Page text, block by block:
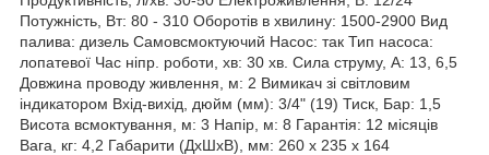
Потужність, Вт: 80 - 310 Оборотів в хвилину: 1500-2900 Вид
палива: дизель Самовсмоктуючий Насос: так Тип насоса:
лопатевої Час ніпр. роботи, хв: 30 хв. Сила струму, А: 13, 6,5
Довжина проводу живлення, м: 2 Вимикач зі світловим
індикатором Вхід-вихід, дюйм (мм): 3/4" (19) Тиск, Бар: 1,5
Висота всмоктування, м: 3 Напір, м: 8 Гарантія: 12 місяців
Вага, кг: 4,2 Габарити (ДхШхВ), мм: 260 x 235 x 164